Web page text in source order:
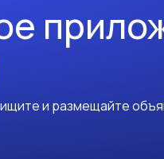
и размещайте